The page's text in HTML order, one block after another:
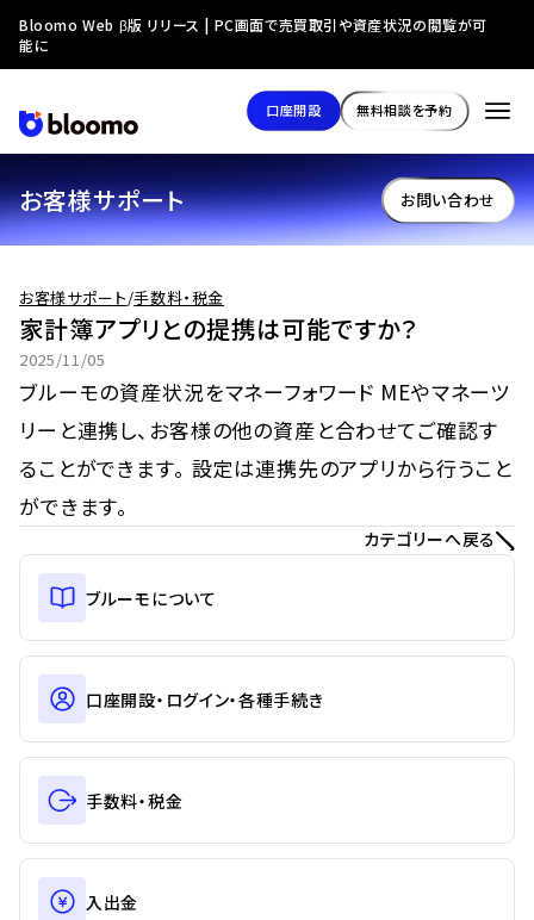
お客様サポート お問い合わせ
お客様サポート/手数料・税金
家計簿アプリとの提携は可能ですか？
2025/11/05
ブルーモの資産状況をマネーフォワード MEやマネーツ
リーと連携し、お客様の他の資産と合わせてご確認す
ることができます。 設定は連携先のアプリから行うこと
ができます。
カテゴリーへ戻る
ブルーモについて
口座開設・ログイン・各種手続き
手数料・税金
入出金
Bloomo Web β版 リリース | PC画面で売買取引や資産状況の閲覧が可
能に
口座開設 無料相談を予約